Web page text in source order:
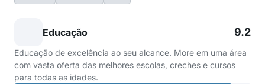
Educação 9.2
Educação de excelência ao seu alcance. More em uma área
com vasta oferta das melhores escolas, creches e cursos
para todas as idades.